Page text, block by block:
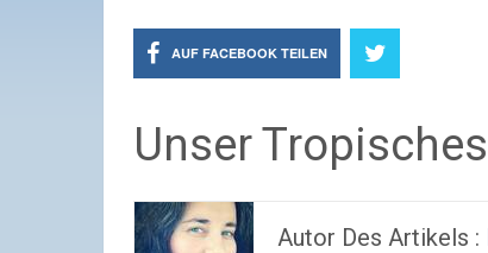
AUF FACEBOOK TEILEN
Unser
Autor Des Artikels :